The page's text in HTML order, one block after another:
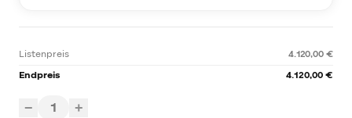
Listenpreis
4.120,00 €
Endpreis
4.120,00 €
− 1 +